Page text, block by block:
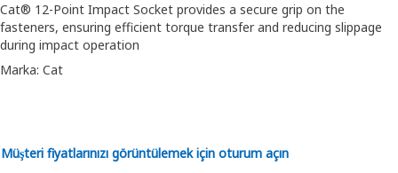
Cat® 12-Point Impact Socket provides a secure grip on the
fasteners, ensuring efficient torque transfer and reducing slippage
during impact operation
Marka: Cat
Müşteri fiyatlarınızı görüntülemek için oturum açın